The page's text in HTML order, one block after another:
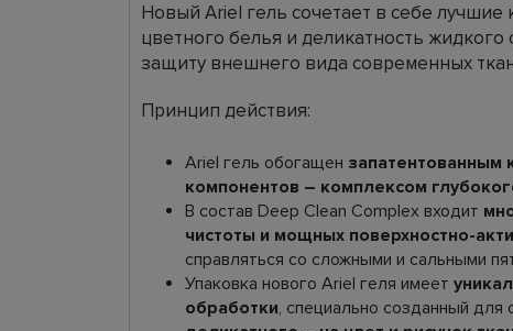
Новый Ariel гель сочетает в себе лучшие
цветного белья и деликатность жидкого
защиту внешнего вида современных
Принцип действия:
Ariel гель обогащен
компонентов – комплексом
В состав Deep Clean Complex входит
чистоты и мощных поверхностно-
справляться со сложными и сальными
Упаковка нового Ariel геля имеет
обработки, специально созданный для